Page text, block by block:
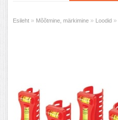
Esileht » Mõõtmine, märkimine » Loodid »